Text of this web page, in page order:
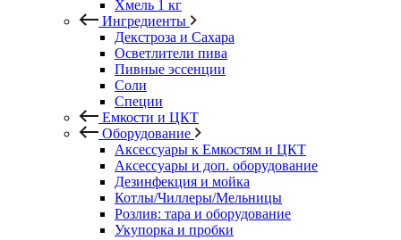
Хмель 1 кг
Ингредиенты
Декстроза и Сахара
Осветлители пива
Пивные эссенции
Соли
Специи
Емкости и ЦКТ
Оборудование
Аксессуары к Емкостям и ЦКТ
Аксессуары и доп. оборудование
Дезинфекция и мойка
Котлы/Чиллеры/Мельницы
Розлив: тара и оборудование
Укупорка и пробки